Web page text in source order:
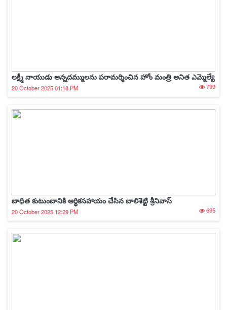
లక్ష్మీ నాయుడు అన్నదమ్ములను పరామర్శించిన హోం మంత్రి అనిత ఎమ్మెల్యే
20 October 2025 01:18 PM 799
బాధిత కుటుంబానికి ఆర్థికసహాయం చేసిన బాలిశెట్టి శ్రీనివాస్
20 October 2025 12:29 PM 695